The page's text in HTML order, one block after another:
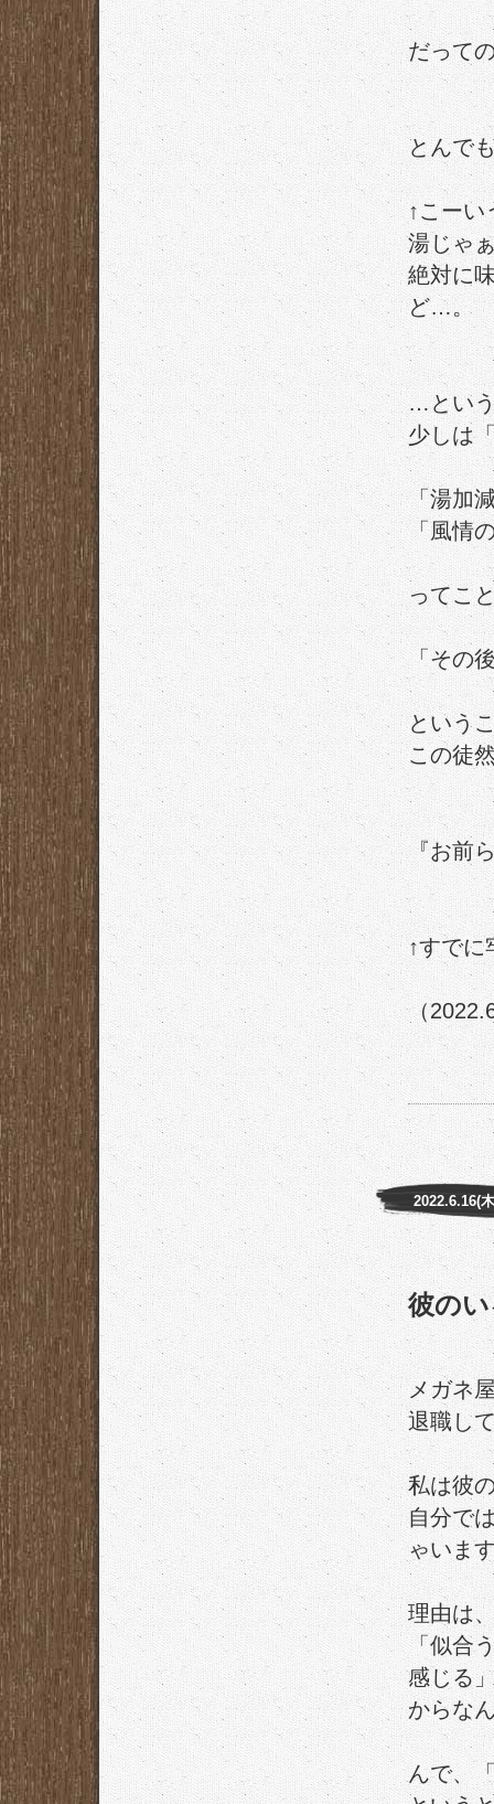
だって
とんで
↑こーい
湯じゃ
絶対に
ど…。
…とい
少しは
「湯加
「風情
ってこ
「その
という
この徒
『お前
↑すでに
（
2022.6.16(
彼の
メガネ
退職し
私は彼
自分で
ゃいま
理由は
「似合
感じる
からな
んで、